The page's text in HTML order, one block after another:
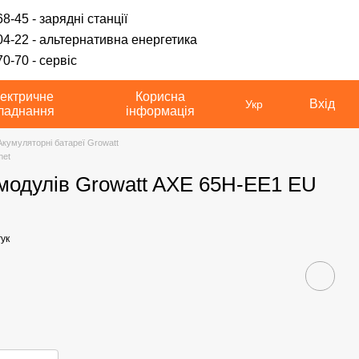
45 - зарядні станції
22 - альтернативна енергетика
70 - сервіс
Корисна
інформація
Укр Вхід
батареї Growatt
Growatt AXE 65H-EE1 EU